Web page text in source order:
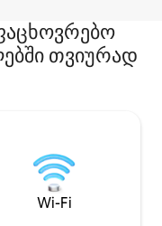
თვიურად
Wi-Fi